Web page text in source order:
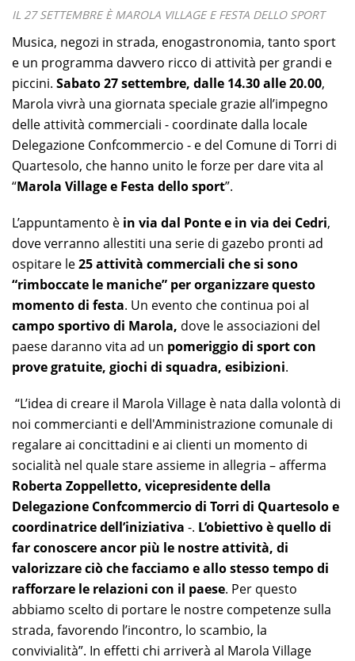
IL 27 SETTEMBRE È MAROLA VILLAGE E FESTA DELLO SPORT
Musica, negozi in strada, enogastronomia, tanto sport
e un programma davvero ricco di attività per grandi e
piccini. Sabato 27 settembre, dalle 14.30 alle 20.00,
Marola vivrà una giornata speciale grazie all’impegno
delle attività commerciali - coordinate dalla locale
Delegazione Confcommercio - e del Comune di Torri di
Quartesolo, che hanno unito le forze per dare vita al
“Marola Village e Festa dello sport”.
L’appuntamento è in via dal Ponte e in via dei Cedri,
dove verranno allestiti una serie di gazebo pronti ad
ospitare le25 attività commerciali che si sono
“rimboccate le maniche” per organizzare questo
momento di festa. Un evento che continua poi al
campo sportivo di Marola, dove le associazioni del
paese daranno vita ad un pomeriggio di sport con
prove gratuite, giochi di squadra, esibizioni.
“L’idea di creare il Marola Village è nata dalla volontà di
noi commercianti e dell'Amministrazione comunale di
regalare ai concittadini e ai clienti un momento di
socialità nel quale stare assieme in allegria – afferma
Roberta Zoppelletto, vicepresidente della
Delegazione Confcommercio di Torri di Quartesolo e
coordinatrice dell’iniziativa -. L’obiettivo è quello di
far conoscere ancor più le nostre attività, di
valorizzare ciò che facciamo e allo stesso tempo di
rafforzare le relazioni con il paese. Per questo
abbiamo scelto di portare le nostre competenze sulla
strada, favorendo l’incontro, lo scambio, la
convivialità”. In effetti chi arriverà al Marola Village